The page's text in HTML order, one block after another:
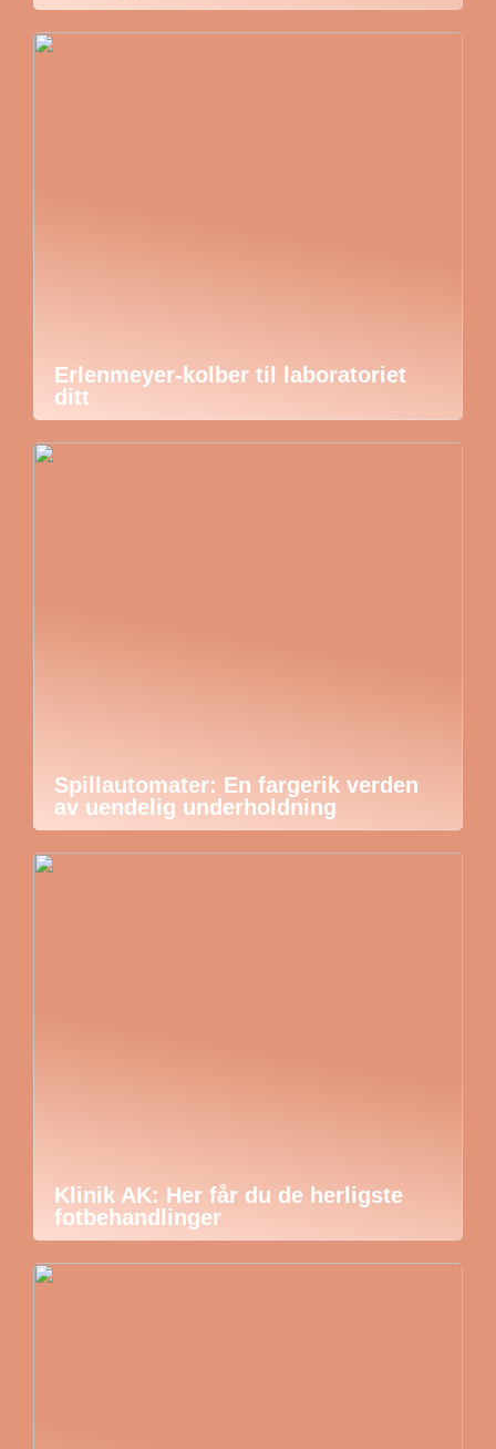
Erlenmeyer-kolber til laboratoriet
ditt
Spillautomater: En fargerik verden
av uendelig underholdning
Klinik AK: Her får du de herligste
fotbehandlinger